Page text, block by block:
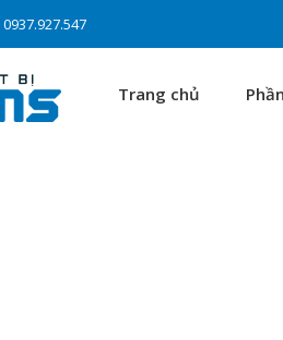
0937.927.547
Trang chủ